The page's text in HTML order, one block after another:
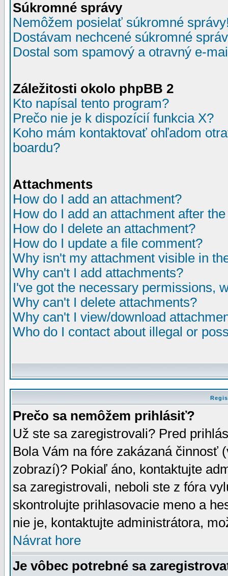
Súkromné správy
Nemôžem posielať súkromné
Dostávam nechcené súkromné
Dostal som spamový a otravný e-
Záležitosti okolo phpBB 2
Kto napísal tento program?
Prečo nie je k dispozícií funkcia X?
Koho mám kontaktovať ohľadom
boardu?
Attachments
How do I add an attachment?
How do I add an attachment after
How do I delete an attachment?
How do I update a file comment?
Why isn't my attachment visible in
Why can't I add attachments?
I've got the necessary permissions,
Why can't I delete attachments?
Why can't I view/download
Who do I contact about illegal or
Prečo sa nemôžem prihlásiť?
Už ste sa zaregistrovali? Pred
Bola Vám na fóre zakázaná činnosť
zobrazí)? Pokiaľ áno, kontaktujte
sa zaregistrovali, neboli ste z fóra
skontrolujte prihlasovacie meno a
nie je, kontaktujte administrátora,
Návrat hore
Je vôbec potrebné sa